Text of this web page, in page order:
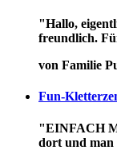
"Hallo,
freundlich.
von Familie
Fun-
"EINFACH
dort und man